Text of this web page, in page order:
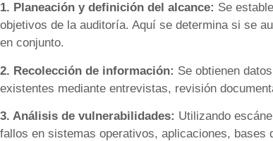
1. Planeación y definición del alcance: Se
objetivos de la auditoría. Aquí se determina si se
en conjunto.
2. Recolección de información: Se obtienen
existentes mediante entrevistas, revisión
3. Análisis de vulnerabilidades: Utilizando
fallos en sistemas operativos, aplicaciones,